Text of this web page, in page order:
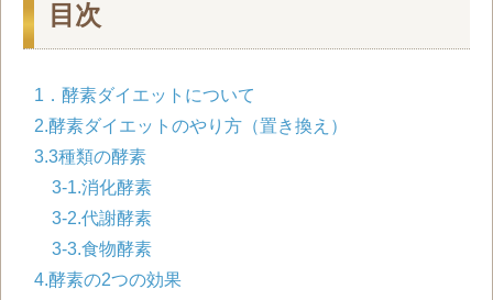
目次
1．酵素ダイエットについて
2.酵素ダイエットのやり方（置き換え）
3.3種類の酵素
3-1.消化酵素
3-2.代謝酵素
3-3.食物酵素
4.酵素の2つの効果